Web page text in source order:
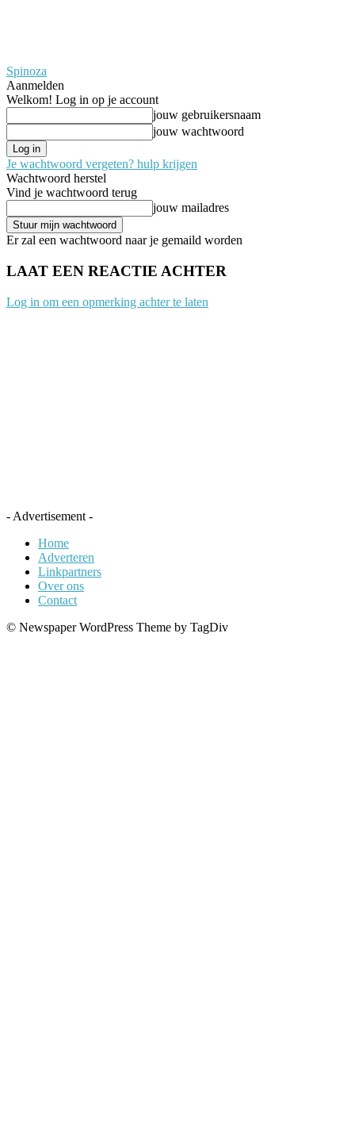
Spinoza
Aanmelden
Welkom! Log in op je account
jouw gebruikersnaam
jouw wachtwoord
Je wachtwoord vergeten? hulp krijgen
Wachtwoord herstel
Vind je wachtwoord terug
jouw mailadres
Er zal een wachtwoord naar je gemaild worden
LAAT EEN REACTIE ACHTER
Log in om een opmerking achter te laten
- Advertisement -
Home
Adverteren
Linkpartners
Over ons
Contact
© Newspaper WordPress Theme by TagDiv